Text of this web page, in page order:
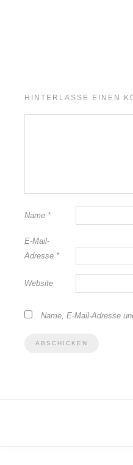
HINTERLASSE EINEN
Name *
E-Mail-
Adresse *
Website
Name, E-Mail-Adresse